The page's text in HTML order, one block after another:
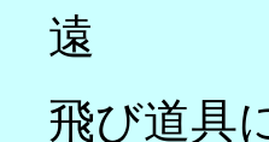
遠
飛び道具